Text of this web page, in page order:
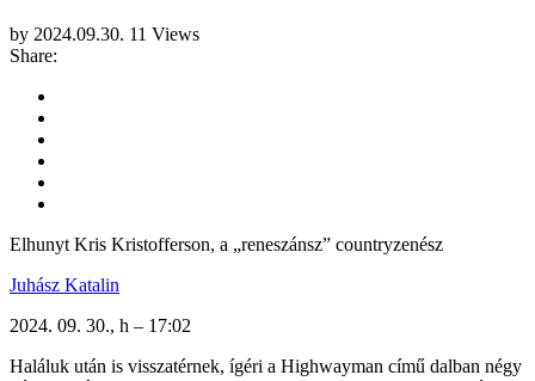
by 2024.09.30. 11 Views
Share:
Elhunyt Kris Kristofferson, a „reneszánsz” countryzenész
Juhász Katalin
2024. 09. 30., h – 17:02
Haláluk után is visszatérnek, ígéri a Highwayman című dalban négy